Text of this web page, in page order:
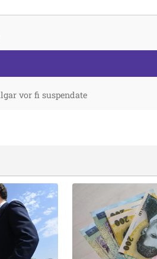
vor fi suspendate